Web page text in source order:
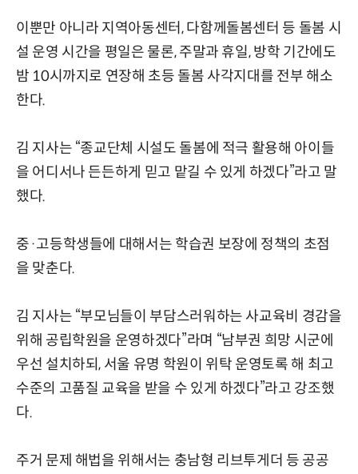
이뿐만 아니라 지역아동센터, 다함께돌봄센터 등 돌봄 시
설 운영 시간을 평일은 물론, 주말과 휴일, 방학 기간에도
밤 10시까지로 연장해 초등 돌봄 사각지대를 전부 해소
한다.
김 지사는 “종교단체 시설도 돌봄에 적극 활용해 아이들
을 어디서나 든든하게 믿고 맡길 수 있게 하겠다”라고 말
했다.
중·고등학생들에 대해서는 학습권 보장에 정책의 초점
을 맞춘다.
김 지사는 “부모님들이 부담스러워하는 사교육비 경감을
위해 공립학원을 운영하겠다”라며 “남부권 희망 시군에
우선 설치하되, 서울 유명 학원이 위탁 운영토록 해 최고
수준의 고품질 교육을 받을 수 있게 하겠다”라고 강조했
다.
주거 문제 해법을 위해서는 충남형 리브투게더 등 공공